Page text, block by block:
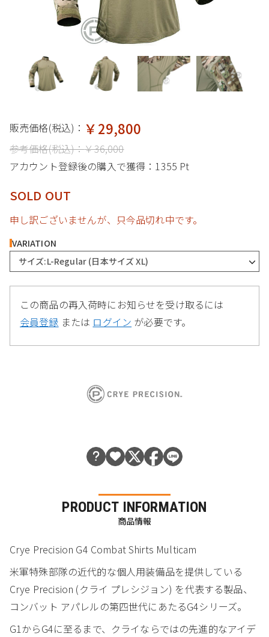
販売価格(税込)： ￥29,800
参考価格(税込)：￥36,000
アカウント登録後の購入で獲得： 1355 Pt
SOLD OUT
申し訳ございませんが、只今品切れ中です。
VARIATION
サイズ:L-Regular (日本サイズ XL)
この商品の再入荷時にお知らせを受け取るには
会員登録 または ログイン が必要です。
PRODUCT INFORMATION
商品情報
Crye Precision G4 Combat Shirts Multicam
米軍特殊部隊の近代的な個人用装備品を提供している
Crye Precision (クライ プレシジョン) を代表する製品、
コンバット アパレルの第四世代にあたるG4シリーズ。
G1からG4に至るまで、クライならではの先進的なアイデ